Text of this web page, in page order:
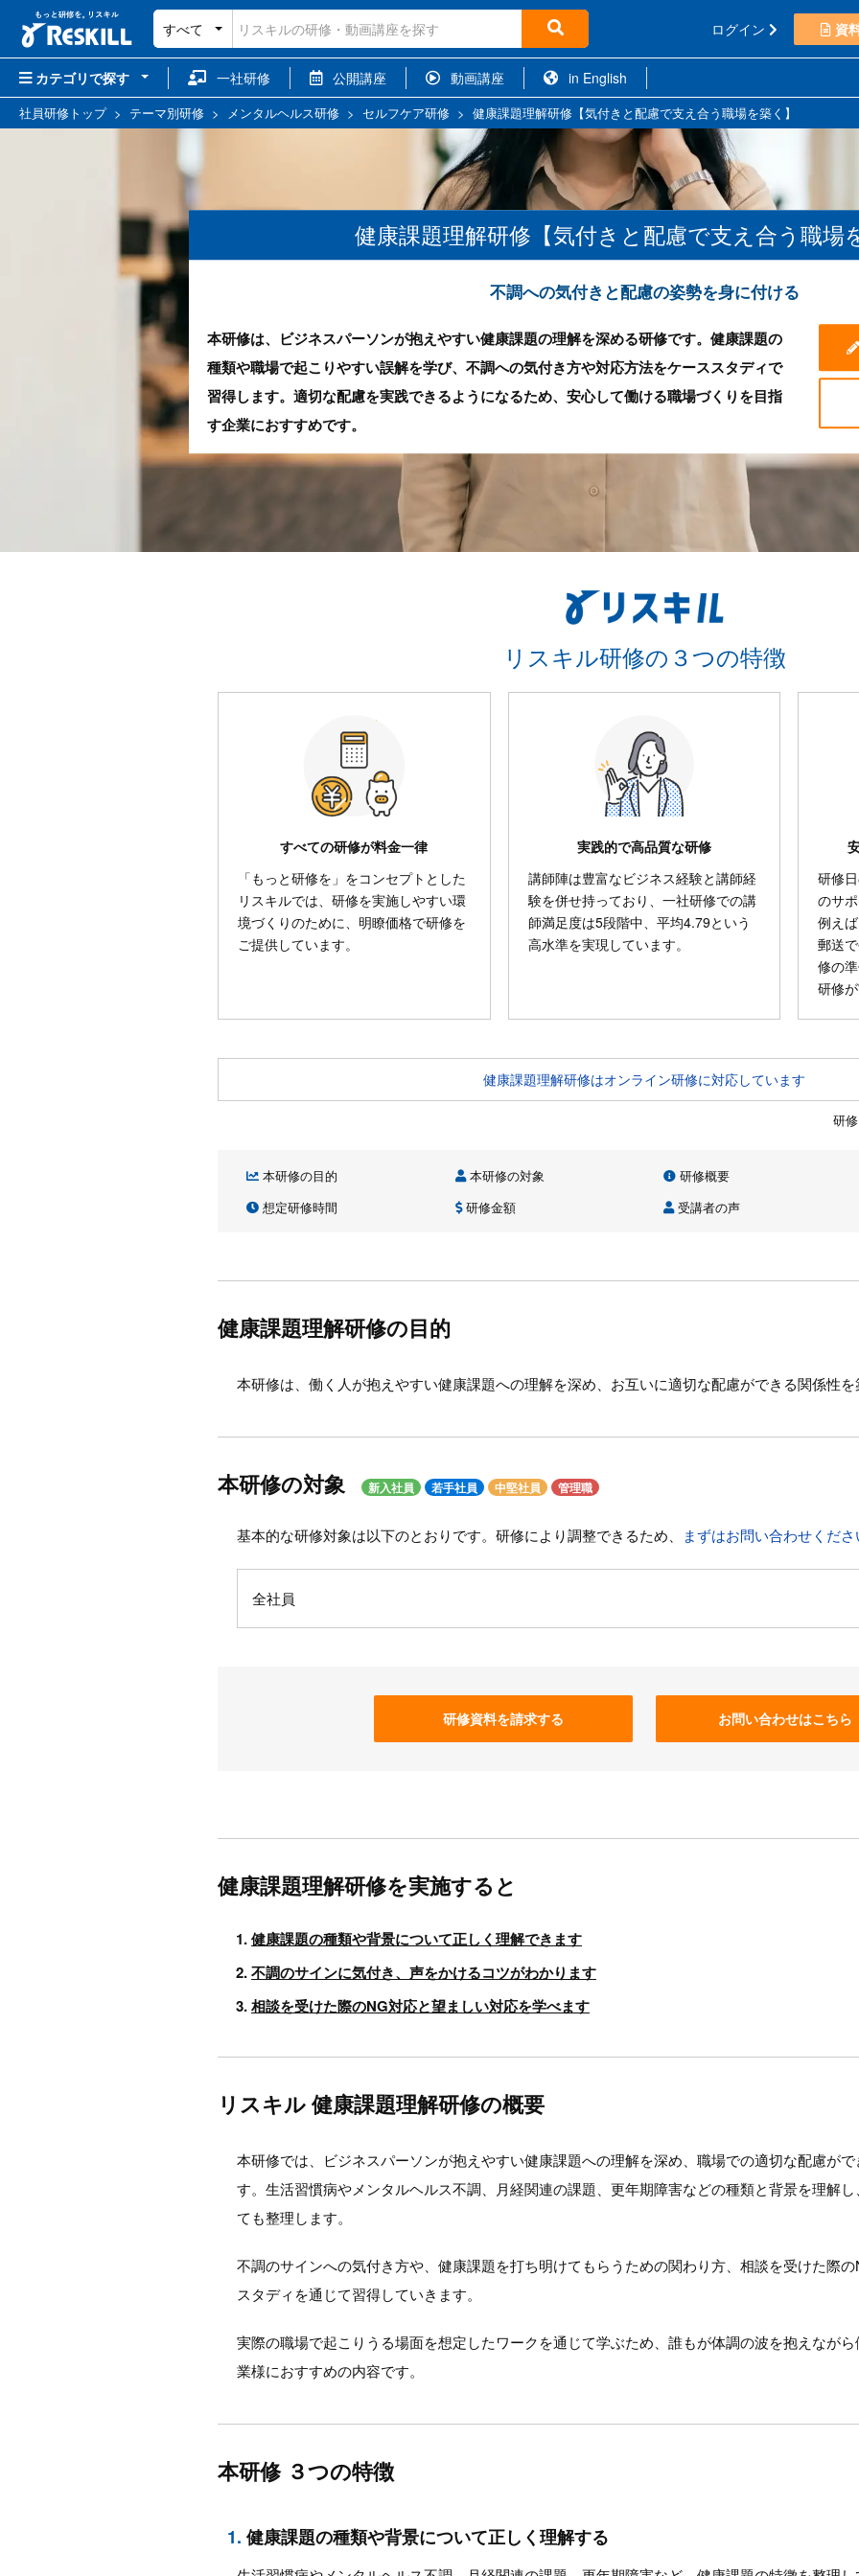
すべて ログイン 資
カテゴリで探す 一社研修 公開講座 動画講座 in English
社員研修トップ> テーマ別研修 > メンタルヘルス研修 > セルフケア研修 > 健康課題理解研修【気付きと配慮で支え合う職場を築く】
健康課題理解研修【気付きと配慮で支え合う職場
不調への気付きと配慮の姿勢を身に付ける
本研修は、ビジネスパーソンが抱えやすい健康課題の理解を深める研修です。健康課題の
種類や職場で起こりやすい誤解を学び、不調への気付き方や対応方法をケーススタディで
習得します。適切な配慮を実践できるようになるため、安心して働ける職場づくりを目指
す企業におすすめです。
リスキル研修の３つの特徴
すべての研修が料金一律
「もっと研修を」をコンセプトとした
リスキルでは、研修を実施しやすい環
境づくりのために、明瞭価格で研修を
ご提供しています。
実践的で高品質な研修
講師陣は豊富なビジネス経験と講師経
験を併せ持っており、一社研修での講
師満足度は5段階中、平均4.79という
高水準を実現しています。
研修
のサ
例え
郵送
修の
研修
健康課題理解研修はオンライン研修に対応しています
研
本研修の目的 本研修の対象 研修概要
想定研修時間
研修金額 受講者の声
健康課題理解研修の目的
本研修は、働く人が抱えやすい健康課題への理解を深め、お互いに適切な配慮ができる関係性を
本研修の対象 新入社員 若手社員 中堅社員 管理職
基本的な研修対象は以下のとおりです。研修により調整できるため、 まずはお問い合わせくださ
全社員
研修資料を請求する お問い合わせはこちら
健康課題理解研修を実施すると
健康課題の種類や背景について正しく理解できます
不調のサインに気付き、声をかけるコツがわかります
相談を受けた際のNG対応と望ましい対応を学べます
リスキル 健康課題理解研修の概要
本研修では、ビジネスパーソンが抱えやすい健康課題への理解を深め、職場での適切な配慮が
す。生活習慣病やメンタルヘルス不調、月経関連の課題、更年期障害などの種類と背景を理解
ても整理します。
不調のサインへの気付き方や、健康課題を打ち明けてもらうための関わり方、相談を受けた際
スタディを通じて習得していきます。
実際の職場で起こりうる場面を想定したワークを通じて学ぶため、誰もが体調の波を抱えなが
業様におすすめの内容です。
本研修 ３つの特徴
1. 健康課題の種類や背景について正しく理解する